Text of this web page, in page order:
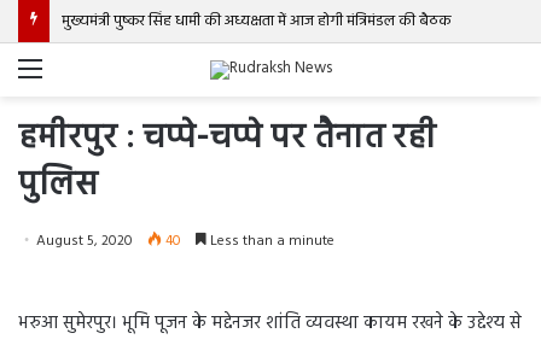
मुख्यमंत्री पुष्कर सिंह धामी की अध्यक्षता में आज होगी मंत्रिमंडल की बैठक
Menu
हमीरपुर : चप्पे-चप्पे पर तैनात रही
पुलिस
August 5, 2020 40 Less than a minute
भरुआ सुमेरपुर। भूमि पूजन के मद्देनजर शांति व्यवस्था कायम रखने के उद्देश्य से